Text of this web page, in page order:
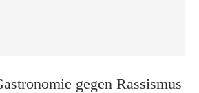
gegen Rassismus